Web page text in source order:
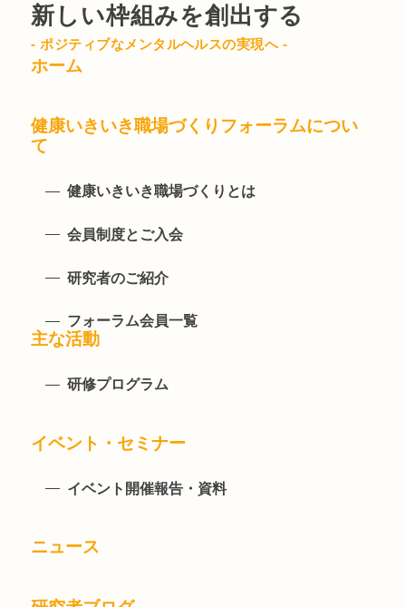
新しい枠組みを創出する
- ポジティブなメンタルヘルスの実現へ -
ホーム
健康いきいき職場づくりフォーラムについ
て
健康いきいき職場づくりとは
会員制度とご入会
研究者のご紹介
フォーラム会員一覧
主な活動
研修プログラム
イベント・セミナー
イベント開催報告・資料
ニュース